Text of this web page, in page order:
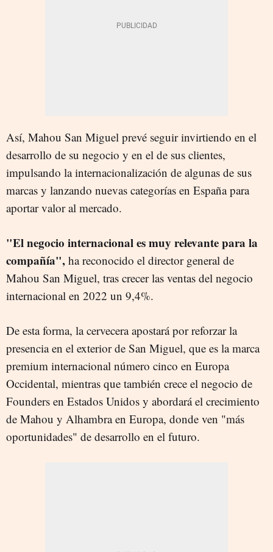
Así, Mahou San Miguel prevé seguir invirtiendo en el
desarrollo de su negocio y en el de sus clientes,
impulsando la internacionalización de algunas de sus
marcas y lanzando nuevas categorías en España para
aportar valor al mercado.
"El negocio internacional es muy relevante para la
compañía", ha reconocido el director general de
Mahou San Miguel, tras crecer las ventas del negocio
internacional en 2022 un 9,4%.
De esta forma, la cervecera apostará por reforzar la
presencia en el exterior de San Miguel, que es la marca
premium internacional número cinco en Europa
Occidental, mientras que también crece el negocio de
Founders en Estados Unidos y abordará el crecimiento
de Mahou y Alhambra en Europa, donde ven "más
oportunidades" de desarrollo en el futuro.